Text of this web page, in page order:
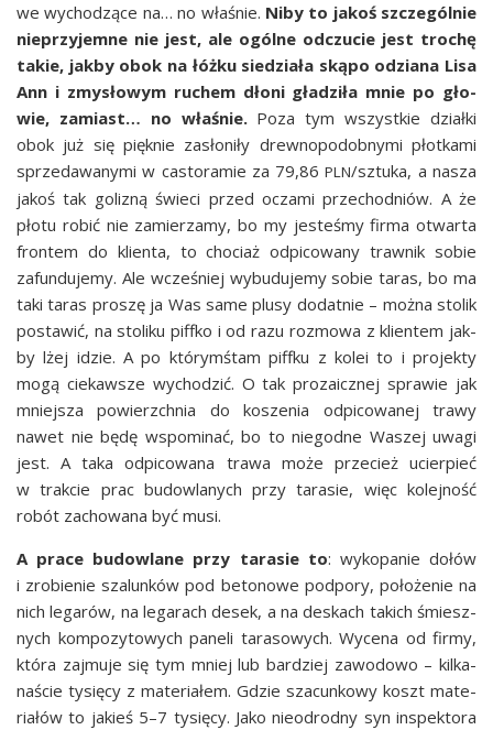
we wycho­dzą­ce na… no wła­śnie. Niby to jakoś szcze­gól­nie
nie­przy­jem­ne nie jest, ale ogól­ne odczu­cie jest tro­chę
takie, jak­by obok na łóż­ku sie­dzia­ła ską­po odzia­na Lisa
Ann i zmy­sło­wym ruchem dło­ni gła­dzi­ła mnie po gło­
wie, zamiast… no wła­śnie.Poza tym wszyst­kie dział­ki
obok już się pięk­nie zasło­ni­ły drew­no­po­dob­ny­mi płot­ka­mi
sprze­da­wa­ny­mi w casto­ra­mie za 79,86PLN/sztuka, a nasza
jakoś tak goli­zną świe­ci przed ocza­mi prze­chod­niów. A że
pło­tu robić nie zamie­rza­my, bo my jeste­śmy fir­ma otwar­ta
fron­tem do klien­ta, to cho­ciaż odpi­co­wa­ny traw­nik sobie
zafun­du­je­my. Ale wcze­śniej wybu­du­je­my sobie taras, bo ma
taki taras pro­szę ja Was same plu­sy dodat­nie – moż­na sto­lik
posta­wić, na sto­li­ku pif­f­ko i od razu roz­mo­wa z klien­tem jak­
by lżej idzie. A po któ­rymś­tam pif­f­ku z kolei to i pro­jek­ty
mogą cie­kaw­sze wycho­dzić. O tak pro­za­icz­nej spra­wie jak
mniej­sza powierzch­nia do kosze­nia odpi­co­wa­nej tra­wy
nawet nie będę wspo­mi­nać, bo to nie­god­ne Waszej uwa­gi
jest. A taka odpi­co­wa­na tra­wa może prze­cież ucier­pieć
w trak­cie prac budow­la­nych przy tara­sie, więc kolej­ność
robót zacho­wa­na być musi.
A pra­ce budow­la­ne przy tara­sie to: wyko­pa­nie dołów
i zro­bie­nie sza­lun­ków pod beto­no­we pod­po­ry, poło­że­nie na
nich lega­rów, na lega­rach desek, a na deskach takich śmiesz­
nych kom­po­zy­to­wych pane­li tara­so­wych. Wyce­na od fir­my,
któ­ra zaj­mu­je się tym mniej lub bar­dziej zawo­do­wo – kil­ka­
na­ście tysię­cy z mate­ria­łem. Gdzie sza­cun­ko­wy koszt mate­
ria­łów to jakieś 5–7 tysię­cy. Jako nie­odrod­ny syn inspek­to­ra